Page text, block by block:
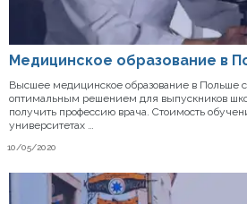
Медицинское образование в
10/05/2020
Высшее медицинское образование в Польше
оптимальным решением для выпускников
получить профессию врача. Стоимость
университетах …